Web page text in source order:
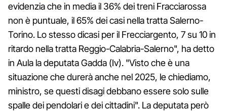
evidenzia che in media il 36% dei treni Fracciarossa
non è puntuale, il 65% dei casi nella tratta Salerno-
Torino. Lo stesso dicasi per il Frecciargento, 7 su 10 in
ritardo nella tratta Reggio-Calabria-Salerno", ha detto
in Aula la deputata Gadda (Iv). "Visto che è una
situazione che durerà anche nel 2025, le chiediamo,
ministro, se questi disagi debbano essere solo sulle
spalle dei pendolari e dei cittadini". La deputata però